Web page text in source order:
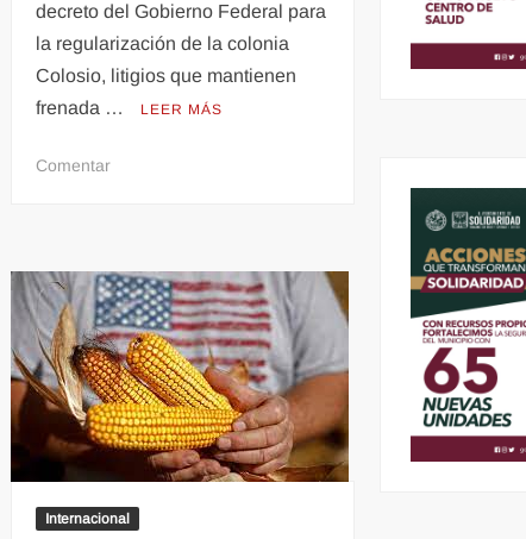
decreto del Gobierno Federal para
la regularización de la colonia
Colosio, litigios que mantienen
frenada …
LEER MÁS
Comentaren
Legal
Para
La
Colonia
Colosio
De
Playa
Internacional